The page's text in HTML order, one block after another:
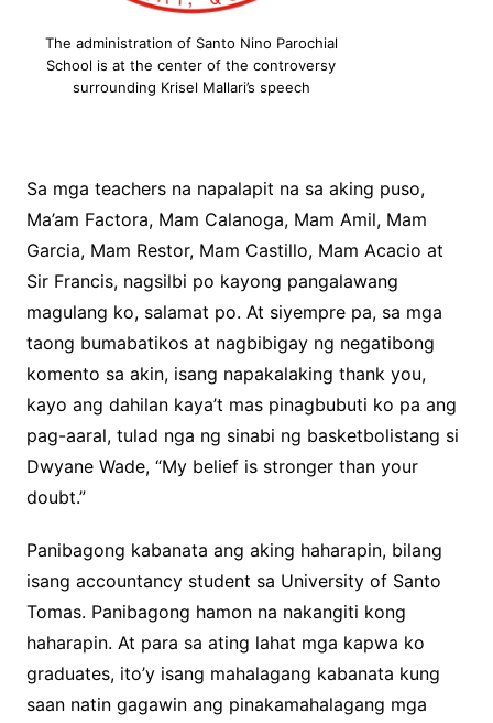
The administration of Santo Nino Parochial
School is at the center of the controversy
surrounding Krisel Mallari’s speech
Sa mga teachers na napalapit na sa aking puso,
Ma’am Factora, Mam Calanoga, Mam Amil, Mam
Garcia, Mam Restor, Mam Castillo, Mam Acacio at
Sir Francis, nagsilbi po kayong pangalawang
magulang ko, salamat po. At siyempre pa, sa mga
taong bumabatikos at nagbibigay ng negatibong
komento sa akin, isang napakalaking thank you,
kayo ang dahilan kaya’t mas pinagbubuti ko pa ang
pag-aaral, tulad nga ng sinabi ng basketbolistang si
Dwyane Wade, “My belief is stronger than your
doubt.”
Panibagong kabanata ang aking haharapin, bilang
isang accountancy student sa University of Santo
Tomas. Panibagong hamon na nakangiti kong
haharapin. At para sa ating lahat mga kapwa ko
graduates, ito’y isang mahalagang kabanata kung
saan natin gagawin ang pinakamahalagang mga